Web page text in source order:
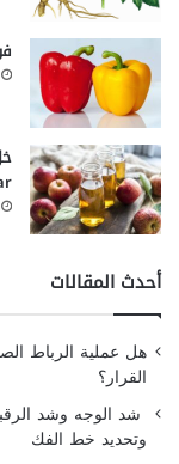
أحدث المقالات
هل عملية الرباط
القرار؟
شد الوجه وشد
وتحديد خط الفك